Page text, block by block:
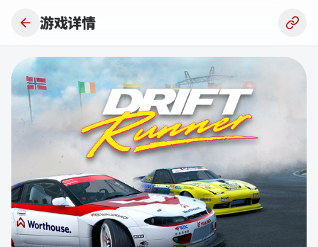
游戏详情